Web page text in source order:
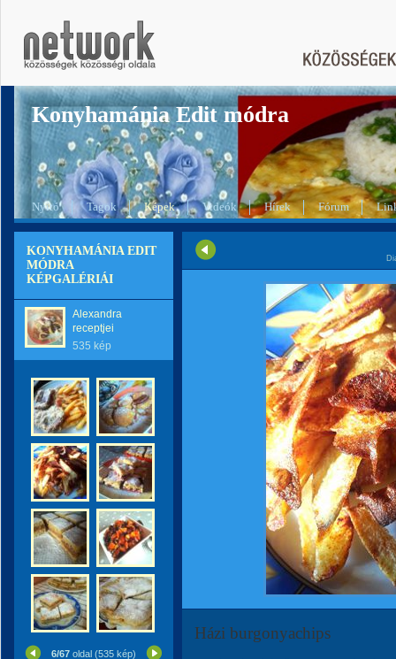
Konyhamánia Edit módra
Nyitó Tagok Képek Videók Hírek Fórum
KONYHAMÁNIA EDIT
MÓDRA
KÉPGALÉRIÁI
Alexandra
receptjei
535 kép
6/67 oldal (535 kép)
Házi burgonyachips